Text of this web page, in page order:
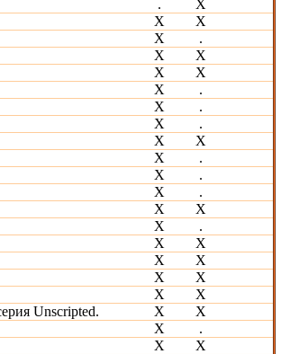
.
Х
Х
Х
Х
.
Х
Х
Х
Х
Х
.
Х
.
Х
.
Х
Х
Х
.
Х
.
X
.
X
Х
X
.
Х
Х
Х
Х
X
Х
Х
Х
Unscripted. Х
Х
Х
.
X
Х